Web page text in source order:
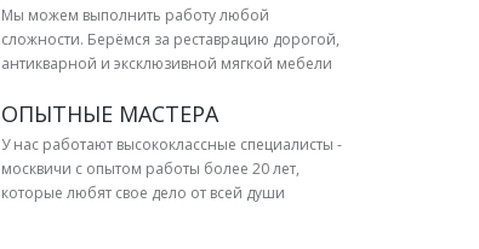
Мы можем выполнить работу любой
сложности. Берёмся за реставрацию дорогой,
антикварной и эксклюзивной мягкой мебели
ОПЫТНЫЕ МАСТЕРА
У нас работают высококлассные специалисты -
москвичи с опытом работы более 20 лет,
которые любят свое дело от всей души